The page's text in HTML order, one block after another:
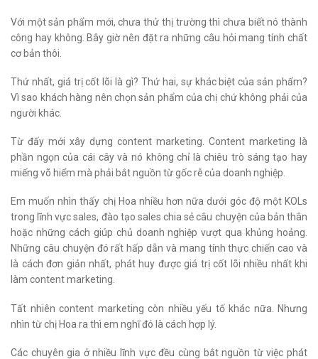
Với một sản phẩm mới, chưa thử thị trường thì chưa biết nó thành
công hay không. Bây giờ nên đặt ra những câu hỏi mang tính chất
cơ bản thôi.
Thứ nhất, giá trị cốt lõi là gì? Thứ hai, sự khác biệt của sản phẩm?
Vì sao khách hàng nên chọn sản phẩm của chị chứ không phải của
người khác.
Từ đấy mới xây dựng content marketing. Content marketing là
phần ngọn của cái cây và nó không chỉ là chiêu trò sáng tạo hay
miếng võ hiểm mà phải bắt nguồn từ gốc rễ của doanh nghiệp.
Em muốn nhìn thấy chị Hoa nhiều hơn nữa dưới góc độ một KOLs
trong lĩnh vực sales, đào tạo sales chia sẻ câu chuyện của bản thân
hoặc những cách giúp chủ doanh nghiệp vượt qua khủng hoảng.
Những câu chuyện đó rất hấp dẫn và mang tính thực chiến cao và
là cách đơn giản nhất, phát huy được giá trị cốt lõi nhiều nhất khi
làm content marketing.
Tất nhiên content marketing còn nhiều yếu tố khác nữa. Nhưng
nhìn từ chị Hoa ra thì em nghĩ đó là cách hợp lý.
Các chuyên gia ở nhiều lĩnh vực đều cùng bắt nguồn từ việc phát